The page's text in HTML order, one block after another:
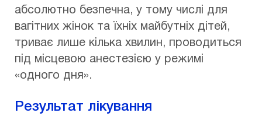
абсолютно безпечна, у тому числі для
вагітних жінок та їхніх майбутніх дітей,
триває лише кілька хвилин, проводиться
під місцевою анестезією у режимі
«одного дня».
Результат лікування